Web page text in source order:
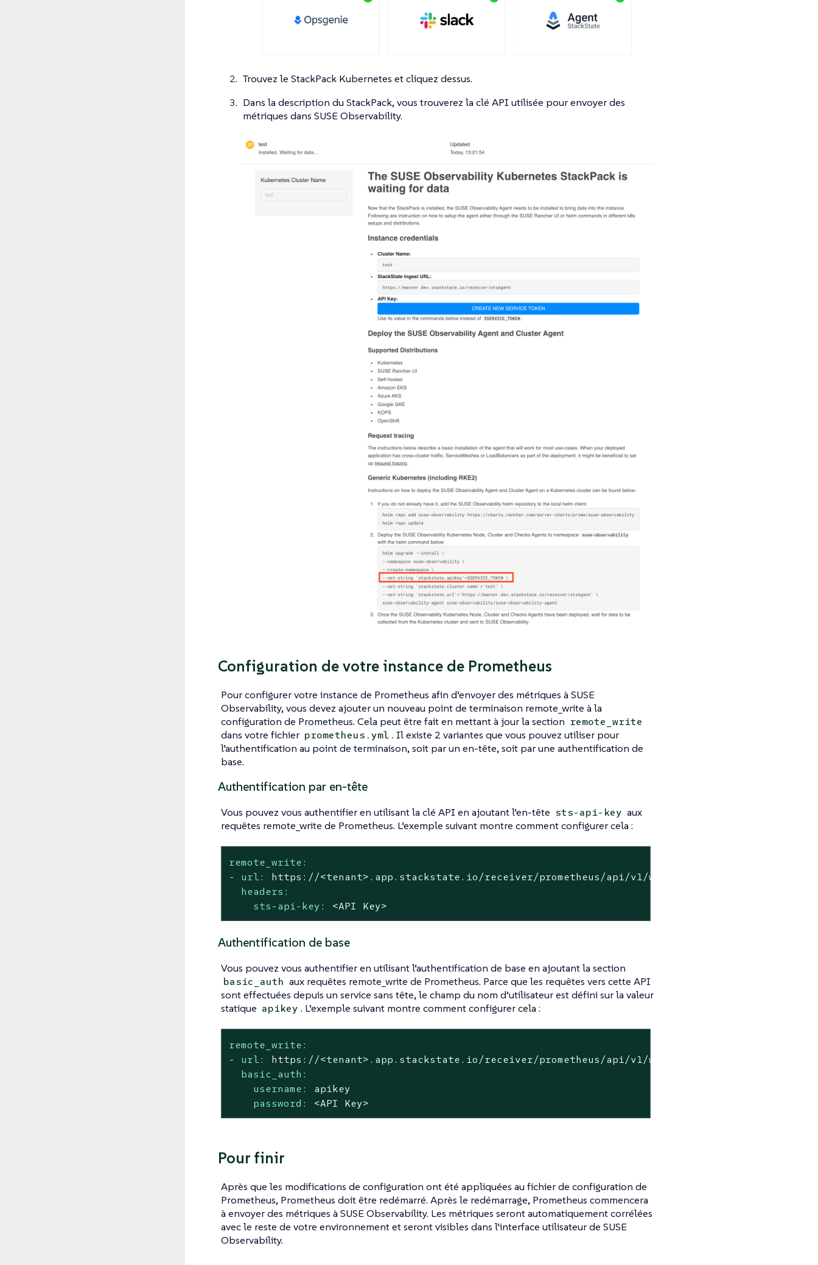
Trouvez le StackPack Kubernetes et cliquez dessus.
Dans la description du StackPack, vous trouverez la clé API utilisée pour envoyer des
métriques dans SUSE Observability.
Configuration de votre instance de Prometheus
Pour configurer votre instance de Prometheus afin d’envoyer des métriques à SUSE
Observability, vous devez ajouter un nouveau point de terminaison remote_write à la
configuration de Prometheus. Cela peut être fait en mettant à jour la section remote_write
dans votre fichier prometheus.yml . Il existe 2 variantes que vous pouvez utiliser pour
l’authentification au point de terminaison, soit par un en-tête, soit par une authentification de
base.
Authentification par en-tête
Vous pouvez vous authentifier en utilisant la clé API en ajoutant l’en-tête sts-api-key aux
requêtes remote_write de Prometheus. L’exemple suivant montre comment configurer cela :
remote_write:
-
url:
https://<tenant>.app.stackstate.io/receiver/prometheus/api/v1/write
headers:
sts-api-key:
<API Key>
Authentification de base
Vous pouvez vous authentifier en utilisant l’authentification de base en ajoutant la section
basic_auth aux requêtes remote_write de Prometheus. Parce que les requêtes vers cette API
sont effectuées depuis un service sans tête, le champ du nom d’utilisateur est défini sur la valeur
statique apikey . L’exemple suivant montre comment configurer cela :
remote_write:
-
url:
https://<tenant>.app.stackstate.io/receiver/prometheus/api/v1/write
basic_auth:
username:
apikey
password:
<API Key>
Pour finir
Après que les modifications de configuration ont été appliquées au fichier de configuration de
Prometheus, Prometheus doit être redémarré. Après le redémarrage, Prometheus commencera
à envoyer des métriques à SUSE Observability. Les métriques seront automatiquement corrélées
avec le reste de votre environnement et seront visibles dans l’interface utilisateur de SUSE
Observability.